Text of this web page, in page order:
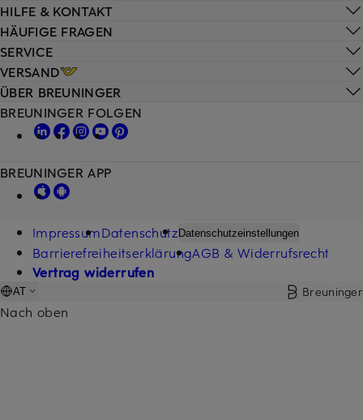
HILFE & KONTAKT
HÄUFIGE FRAGEN
SERVICE
VERSAND
ÜBER BREUNINGER
BREUNINGER FOLGEN
BREUNINGER APP
ImpressumDatenschutzDatenschutzeinstellungen
BarrierefreiheitserklärungAGB & Widerrufsrecht
Vertrag widerrufen
AT Breuninger
Nach oben